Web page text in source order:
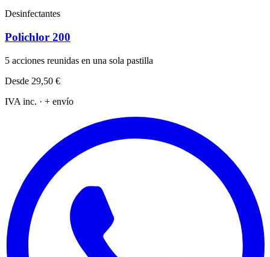
Desinfectantes
Polichlor 200
5 acciones reunidas en una sola pastilla
Desde 29,50 €
IVA inc. · + envío